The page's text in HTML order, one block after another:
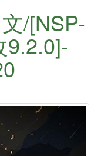
/[NSP-
9.2.0]-